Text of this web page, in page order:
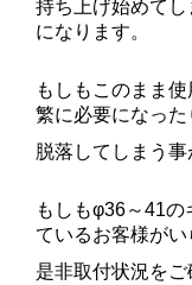
持ち上げ始めて
になります。
もしもこのまま
繁に必要になっ
脱落してしまう事
もしもφ36～41
ているお客様がい
是非取付状況を